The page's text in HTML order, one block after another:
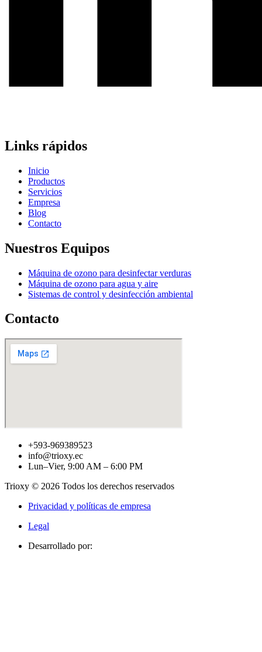
Links rápidos
Inicio
Productos
Servicios
Empresa
Blog
Contacto
Nuestros Equipos
Máquina de ozono para desinfectar verduras
Máquina de ozono para agua y aire
Sistemas de control y desinfección ambiental
Contacto
+593-969389523
info@trioxy.ec
Lun–Vier, 9:00 AM – 6:00 PM
Trioxy © 2026 Todos los derechos reservados
Privacidad y políticas de empresa
Legal
Desarrollado por: